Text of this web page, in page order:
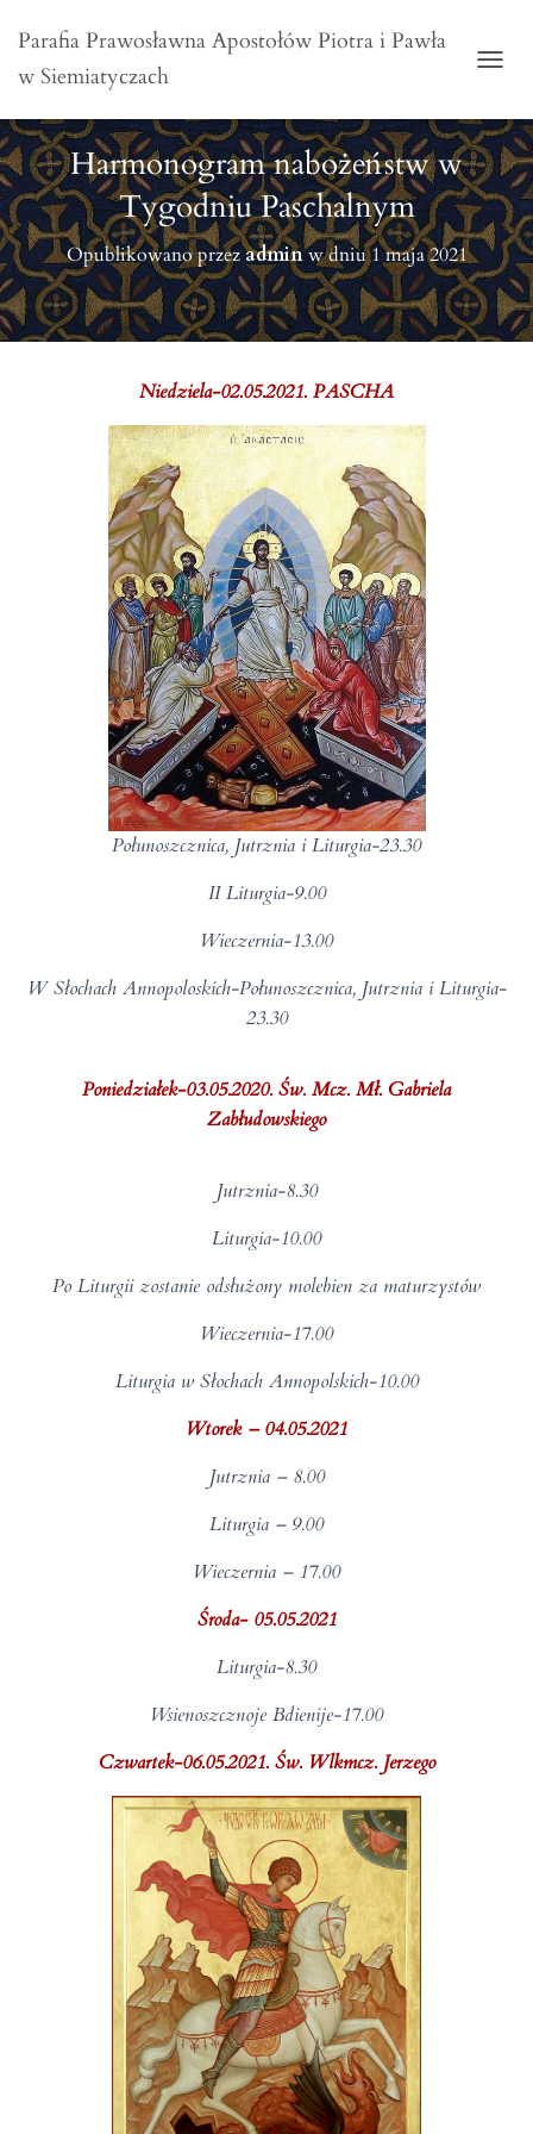
Parafia Prawosławna Apostołów Piotra i Pawła
w Siemiatyczach
Harmonogram nabożeństw w
Tygodniu Paschalnym
Opublikowano przezadminw dniu1 maja 2021
Niedziela-02.05.2021. PASCHA
Połunoszcznica, Jutrznia i Liturgia-23.30
II Liturgia-9.00
Wieczernia-13.00
W Słochach Annopoloskich-Połunoszcznica, Jutrznia i Liturgia-
23.30
Poniedziałek-03.05.2020. Św. Mcz. Mł. Gabriela
Zabłudowskiego
Jutrznia-8.30
Liturgia-10.00
Po Liturgii zostanie odsłużony molebien za maturzystów
Wieczernia-17.00
Liturgia w Słochach Annopolskich-10.00
Wtorek – 04.05.2021
Jutrznia – 8.00
Liturgia – 9.00
Wieczernia – 17.00
Środa- 05.05.2021
Liturgia-8.30
Wsienoszcznoje Bdienije-17.00
Czwartek-06.05.2021. Św. Wlkmcz. Jerzego